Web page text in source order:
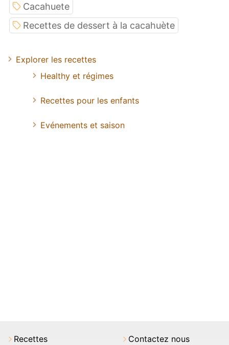
Cacahuete
Recettes de dessert à la cacahuète
Explorer les recettes
Healthy et régimes
Recettes pour les enfants
Evénements et saison
Recettes Contactez nous